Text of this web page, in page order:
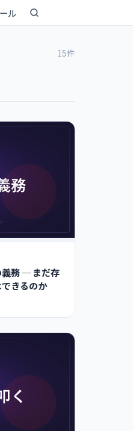
ル
15件
義務 ─ まだ存
きるのか